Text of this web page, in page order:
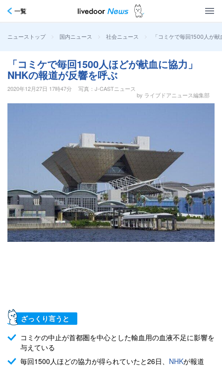
一覧
ニューストップ > 国内ニュース > 社会ニュース > 「コミケで毎回1500人が
「コミケで毎回1500人ほどが献血に協力」
NHKの報道が反響を呼ぶ
2020年12月27日 17時47分
写真：J-CASTニュース
by ライブドアニュース編集部
ざっくり言うと
コミケの中止が首都圏を中心とした輸血用の血液不足に影響を
与えている
毎回1500人ほどの協力が得られていたと26日、 NHKが報道